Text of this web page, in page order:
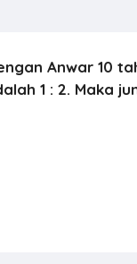
Anwar 10
1 : 2. Maka